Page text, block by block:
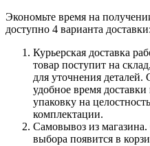
Экономьте время на
доступно 4 варианта доставки:
Курьерская доставка
товар поступит на
для уточнения
удобное время
упаковку на
комплектации.
Самовывоз из
выбора появится в